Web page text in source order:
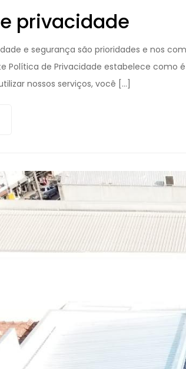
privacidade
e segurança são prioridades e nos
Política de Privacidade estabelece
nossos serviços, você […]